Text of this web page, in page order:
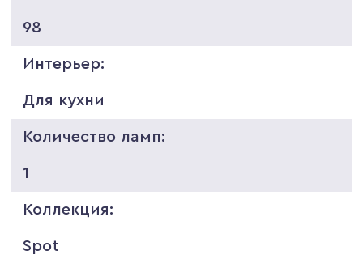
98
Интерьер:
Для кухни
Количество ламп:
1
Коллекция:
Spot